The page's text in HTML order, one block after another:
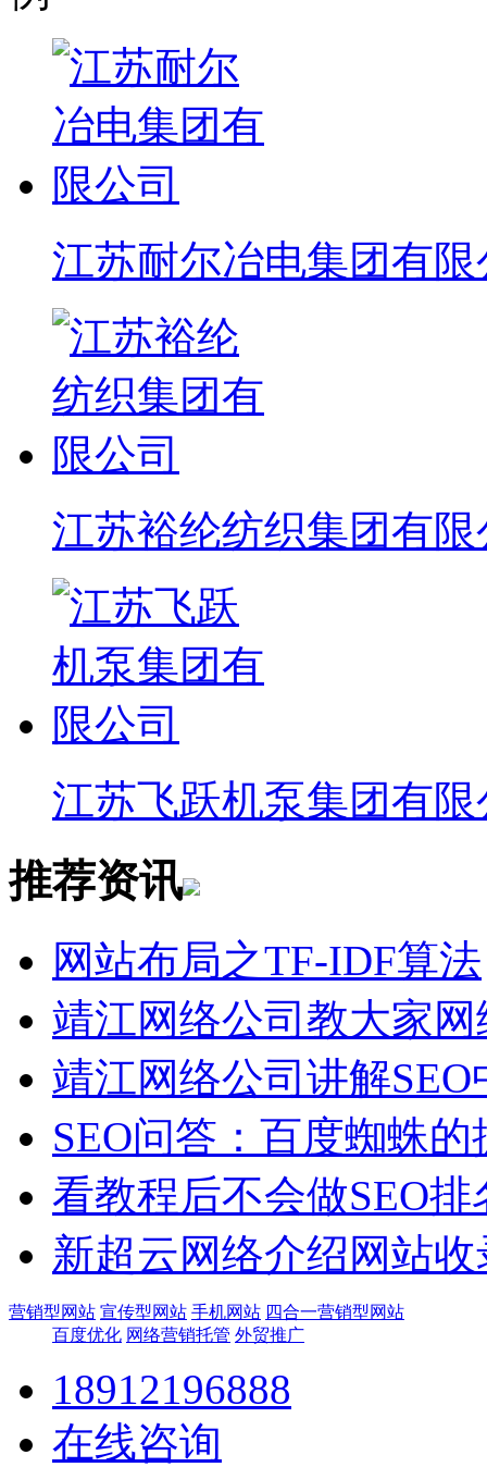
江苏耐尔冶电集团有限
江苏裕纶纺织集团有限
江苏飞跃机泵集团有限
推荐资讯
网站布局之TF-IDF算法
靖江网络公司教大家
靖江网络公司讲解
SEO问答：百度蜘蛛
看教程后不会做SEO
新超云网络介绍网站
营销型网站 宣传型网站 手机网站 四合一营销型网站
百度优化 网络营销托管 外贸推广
18912196888
在线咨询